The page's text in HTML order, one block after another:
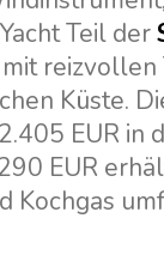
Teil der
Küste.
EUR in
EUR
Kochgas